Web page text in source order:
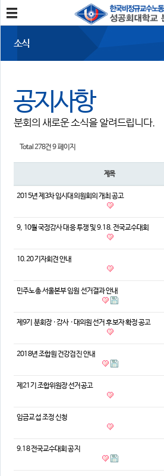
분회소개
소식
공지사항
조합활동
자유게시판 건의사항
소식
공지사항
분회의 새로운 소식을 알려드립니다.
Total 278건9 페이지
제목
2015년 제3차 임시대의원회의 개최 공고
9, 10월 국정감사 대응 투쟁 및 9.18. 전국교수대회
10.20 기자회견 안내
민주노총 서울본부 임원 선거결과 안내
제9기 분회장 · 감사 · 대의원 선거 후보자 확정 공고
2018년 조합원 건강검진 안내
제21기 조합위원장 선거공고
임금교섭 조정 신청
9.18 전국교수대회 공지